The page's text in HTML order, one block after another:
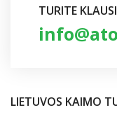
TURITE
LIETUVOS KAIMO